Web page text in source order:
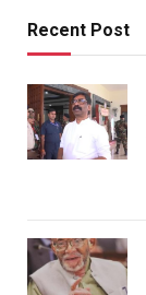
Recent Post